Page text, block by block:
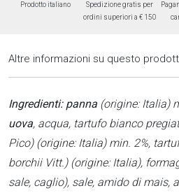
Prodotto italiano
Spedizione gratis per
ordini superiori a € 150
Altre informazioni su questo
Ingredienti: panna (origine: Italia)
uova, acqua, tartufo bianco
Pico) (origine: Italia) min. 2%,
borchii Vitt.) (origine: Italia),
sale, caglio), sale, amido di mais,